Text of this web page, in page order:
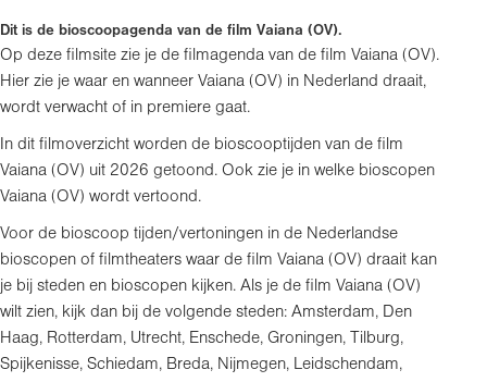
Dit is de bioscoopagenda van de film Vaiana (OV).
Op deze filmsite zie je de filmagenda van de film Vaiana (OV).
Hier zie je waar en wanneer Vaiana (OV) in Nederland draait,
wordt verwacht of in premiere gaat.
In dit filmoverzicht worden de bioscooptijden van de film
Vaiana (OV) uit 2026 getoond. Ook zie je in welke bioscopen
Vaiana (OV) wordt vertoond.
Voor de bioscoop tijden/vertoningen in de Nederlandse
bioscopen of filmtheaters waar de film Vaiana (OV) draait kan
je bij steden en bioscopen kijken. Als je de film Vaiana (OV)
wilt zien, kijk dan bij de volgende steden: Amsterdam, Den
Haag, Rotterdam, Utrecht, Enschede, Groningen, Tilburg,
Spijkenisse, Schiedam, Breda, Nijmegen, Leidschendam,